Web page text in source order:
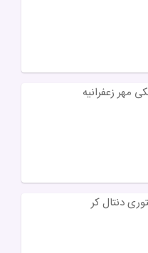
مهر زعفرانیه
دنتال کر